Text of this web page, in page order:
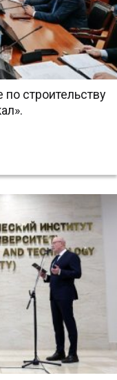
строительству